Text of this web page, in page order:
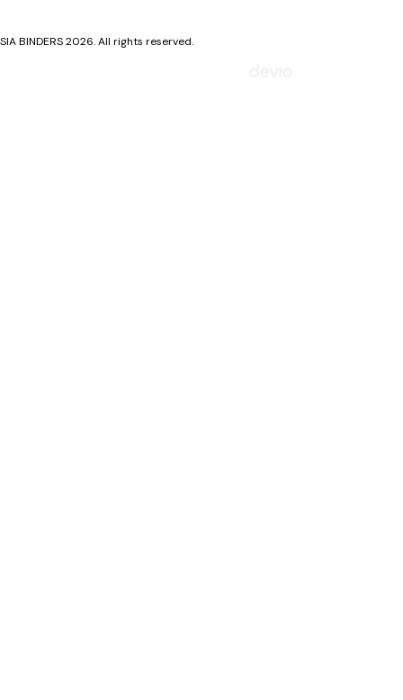
SIA BINDERS 2026. All rights reserved.